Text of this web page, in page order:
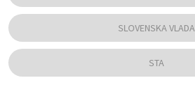
SLOVENSKA VLADA
STA